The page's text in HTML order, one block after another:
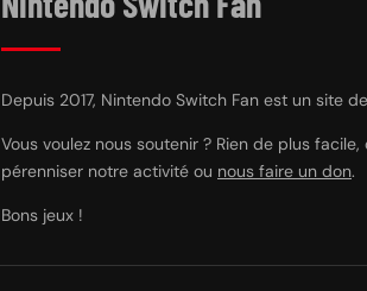
Depuis 2017, Nintendo Switch Fan est un site
Vous voulez nous soutenir ? Rien de plus
pérenniser notre activité ou nous faire un don.
Bons jeux !